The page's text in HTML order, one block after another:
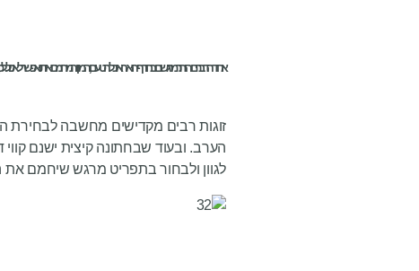
אחד הדברים היותר מרגשים בחורף הוא האוכל הטעים, המזין והמחמם אותו אפשר
זוגות רבים מקדישים מחשבה לבחירת
הערב. ובעוד שבחתונה קיצית ישנם
לגוון ולבחור בתפריט מרגש שיחמם